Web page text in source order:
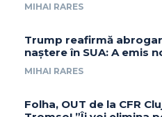
MIHAI RARES
Trump reafirmă
naștere în SUA: A emis
MIHAI RARES
Folha, OUT de la CFR